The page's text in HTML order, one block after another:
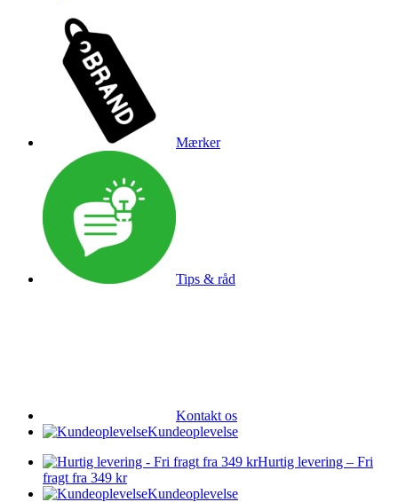
Mærker
Tips & råd
Kontakt os
Kundeoplevelse
Hurtig levering – Fri
fragt fra 349 kr
Kundeoplevelse